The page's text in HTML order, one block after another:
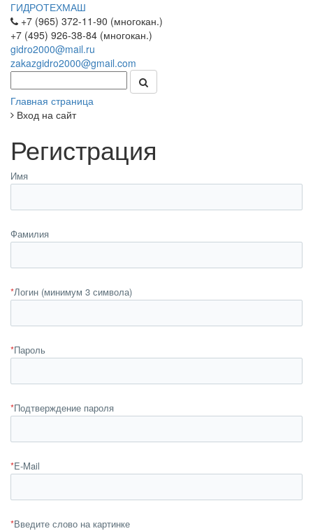
ГИДРОТЕХМАШ
+7 (965) 372-11-90 (многокан.)
+7 (495) 926-38-84 (многокан.)
gidro2000@mail.ru
zakazgidro2000@gmail.com
Главная страница
Вход на сайт
Регистрация
Имя
Фамилия
*Логин (минимум 3 символа)
*Пароль
*Подтверждение пароля
*E-Mail
*Введите слово на картинке